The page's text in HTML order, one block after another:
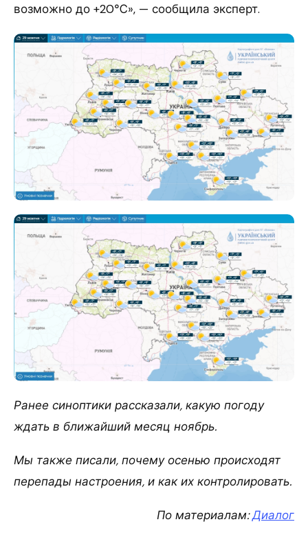
возможно до +20℃», — сообщила эксперт.
Ранее синоптики рассказали, какую погоду
ждать в ближайший месяц ноябрь.
Мы также писали, почему осенью происходят
перепады настроения, и как их контролировать.
По материалам:Диалог